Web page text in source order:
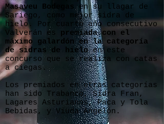
Masaveu Bodegas en su llagar de
Sariego, como mejor sidra de
hielo. Por cuarto año consecutivo
Valverán es premiada con el
máximo galardón en la categoría
de sidras de hieloen este
concurso que se realiza con catas
a ciegas.
Los premiados en otras categorías
han sido Trabanco, Sidra Fran,
Lagares Asturianos, Paca y Tola
Bebidas, y Viuda Angelón.